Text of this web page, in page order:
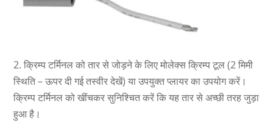
2. क्रिम्प टर्मिनल को तार से जोड़ने के लिए मोलेक्स क्रिम्प टूल (2 मिमी
स्थिति – ऊपर दी गई तस्वीर देखें) या उपयुक्त प्लायर का उपयोग करें।
क्रिम्प टर्मिनल को खींचकर सुनिश्चित करें कि यह तार से अच्छी तरह जुड़ा
हुआ है।